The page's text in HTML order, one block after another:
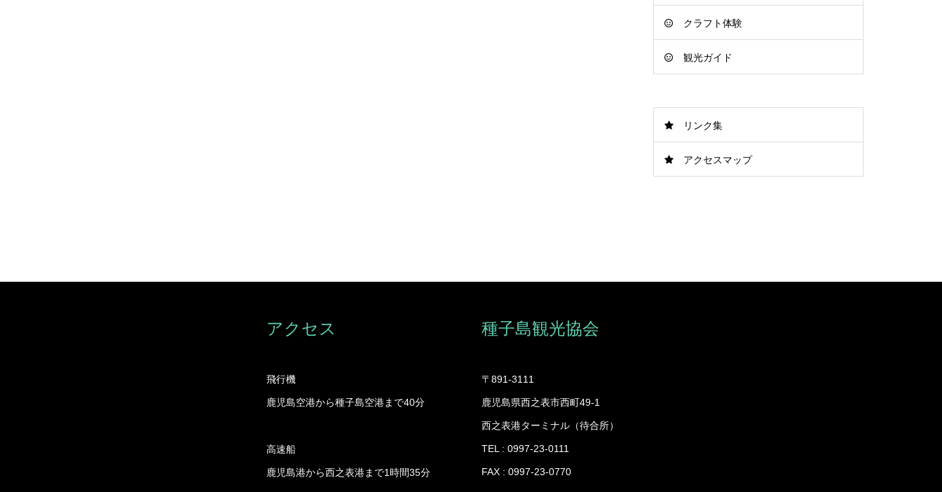
クラフト体験
観光ガイド
リンク集
アクセスマップ
アクセス
飛行機
鹿児島空港から種子島空港まで40分
高速船
鹿児島港から西之表港まで1時間35分
種子島観光協会
〒891-3111
鹿児島県西之表市西町49-1
西之表港ターミナル（待合所）
TEL : 0997-23-0111
FAX : 0997-23-0770